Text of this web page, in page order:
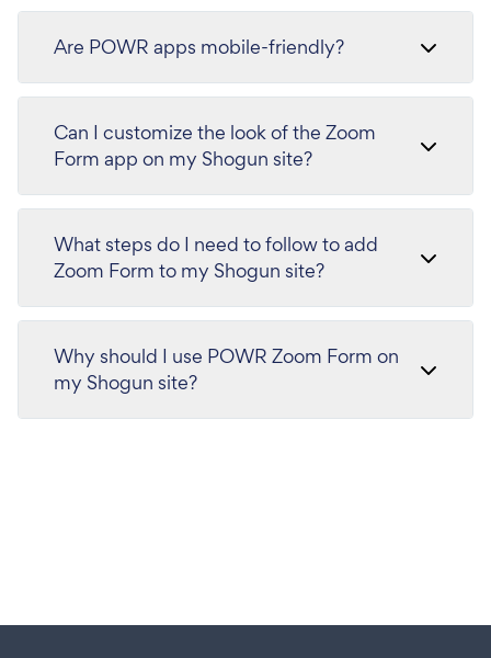
Are POWR apps mobile-friendly?
Can I customize the look of the Zoom
Form app on my Shogun site?
What steps do I need to follow to add
Zoom Form to my Shogun site?
Why should I use POWR Zoom Form on
my Shogun site?